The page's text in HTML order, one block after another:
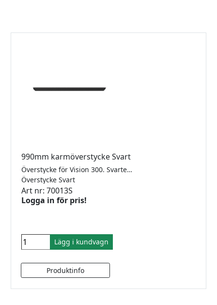
990mm karmöverstycke Svart
Överstycke för Vision 300. Svarteloxerad, För 10mm glas.
Överstycke Svart
Art nr: 70013S
Logga in för pris!
Lägg i kundvagn